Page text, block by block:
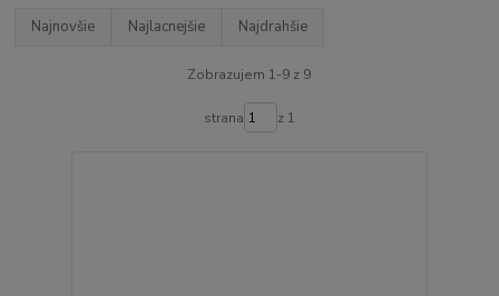
Najnovšie Najlacnejšie Najdrahšie
Zobrazujem 1-9 z 9
strana z 1